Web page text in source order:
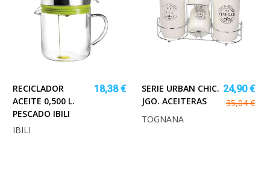
RECICLADOR
ACEITE 0,500 L.
PESCADO IBILI
18,38 €
IBILI
SERIE URBAN CHIC.
JGO. ACEITERAS
24,90 €
35,04 €
TOGNANA